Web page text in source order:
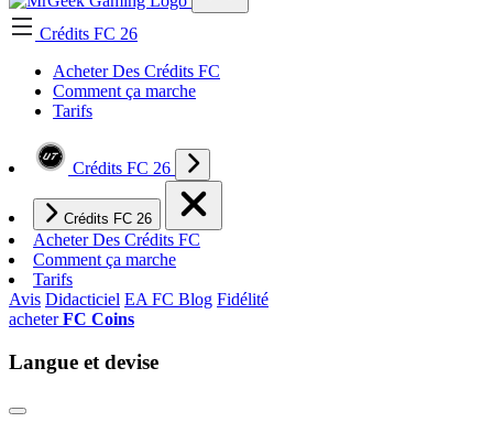
Crédits FC 26
Acheter Des Crédits FC
Comment ça marche
Tarifs
Crédits FC 26
Crédits FC 26
Acheter Des Crédits FC
Comment ça marche
Tarifs
Avis Didacticiel EA FC Blog Fidélité
acheterFC Coins
Langue et devise